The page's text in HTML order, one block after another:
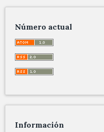
Número actual
Información